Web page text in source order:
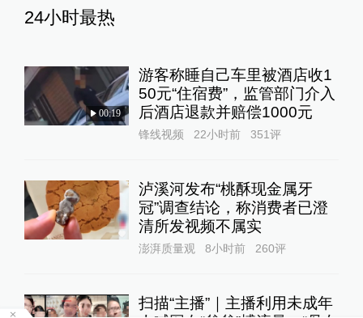
24小时最热
00:19
游客称睡自己车里被酒店收1
50元“住宿费”，监管部门介入
后酒店退款并赔偿1000元
锋线视频 22小时前 351评
泸溪河发布“桃酥现金属牙
冠”调查结论，称消费者已澄
清所发视频不属实
澎湃质量观 8小时前 260评
扫描“主播”｜主播利用未成年